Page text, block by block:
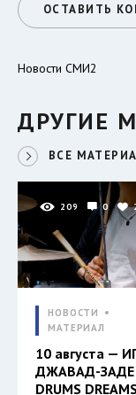
ОСТАВИТЬ
Новости СМИ2
ДРУГИЕ
ВСЕ
209 0
НОВОСТИ
МАТЕРИАЛ
10 августа —
ДЖАВАД-ЗАДЕ
DRUMS